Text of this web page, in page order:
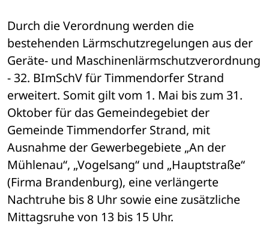
Durch die Verordnung werden die
bestehenden Lärmschutzregelungen aus der
Geräte- und Maschinenlärmschutzverordnung
- 32. BImSchV für Timmendorfer Strand
erweitert. Somit gilt vom 1. Mai bis zum 31.
Oktober für das Gemeindegebiet der
Gemeinde Timmendorfer Strand, mit
Ausnahme der Gewerbegebiete „An der
Mühlenau“, „Vogelsang“ und „Hauptstraße“
(Firma Brandenburg), eine verlängerte
Nachtruhe bis 8 Uhr sowie eine zusätzliche
Mittagsruhe von 13 bis 15 Uhr.